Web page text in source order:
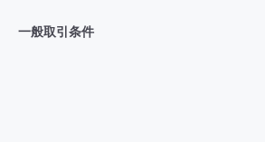
一般取引条件